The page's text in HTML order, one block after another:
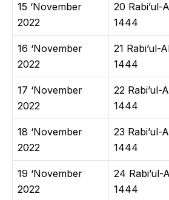
15 ‘November
2022
20 Rabi’ul-
1444
16 ‘November
2022
21 Rabi’ul-
1444
17 ‘November
2022
22 Rabi’ul-
1444
18 ‘November
2022
23 Rabi’ul-
1444
19 ‘November
2022
24 Rabi’ul-
1444